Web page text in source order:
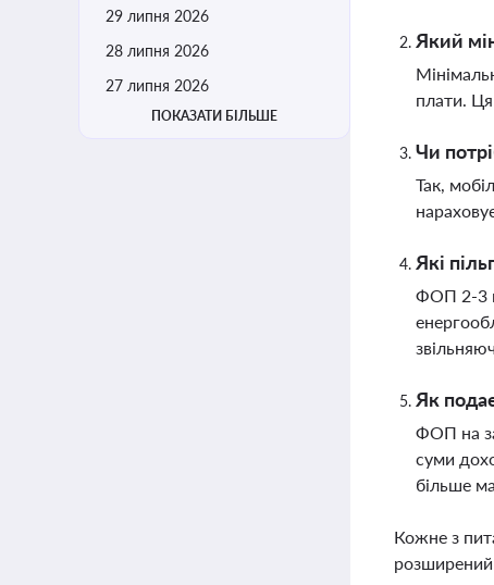
29 липня 2026
28 липня 2026
27 липня 2026
ПОКАЗАТИ БІЛЬШЕ
Який
плати.
Чи
Так,
Які
ФОП 2-3
Як
ФОП на
суми
більше
Кожне з
розширений